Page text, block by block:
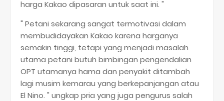
harga Kakao dipasaran untuk saat ini. "
" Petani sekarang sangat termotivasi dalam
membudidayakan Kakao karena harganya
semakin tinggi, tetapi yang menjadi masalah
utama petani butuh bimbingan pengendalian
OPT utamanya hama dan penyakit ditambah
lagi musim kemarau yang berkepanjangan atau
El Nino. " ungkap pria yang juga pengurus salah